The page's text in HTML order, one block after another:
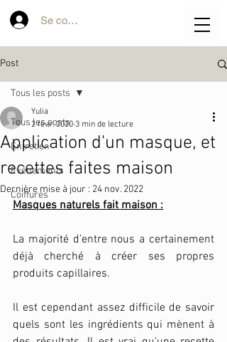
Se connecter
Post
Tous les posts
Entretien
Evénements
Coiffures
Tous les posts
Application d'un masque, et
recettes faites maison
Yulia
2 févr. 2020 3 min de lecture
Dernière mise à jour : 24 nov. 2022
Masques naturels fait maison :
La majorité d’entre nous a certainement
déjà cherché à créer ses propres
produits capillaires.
Il est cependant assez difficile de savoir
quels sont les ingrédients qui mènent à